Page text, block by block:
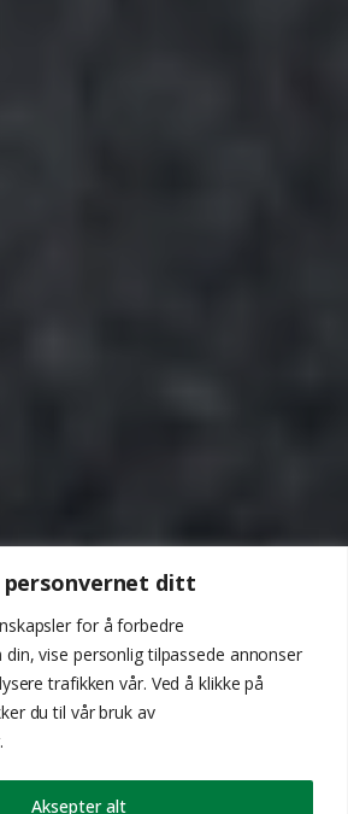
ditt
for å forbedre
vise personlig tilpassede annonser
trafikken vår. Ved å klikke på
du til vår bruk av
Aksepter alt